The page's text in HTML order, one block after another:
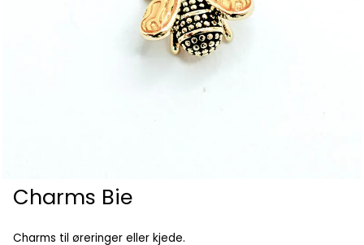
Charms Bie
Charms til øreringer eller kjede.